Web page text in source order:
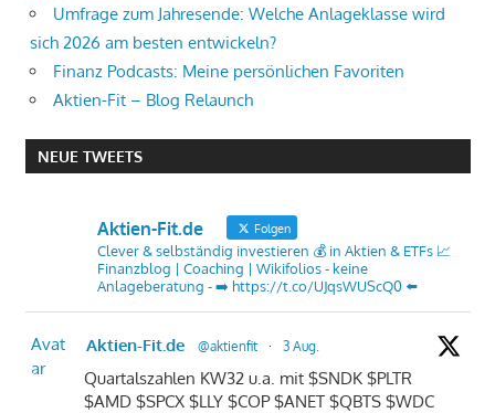
Umfrage zum Jahresende: Welche Anlageklasse wird
sich 2026 am besten entwickeln?
Finanz Podcasts: Meine persönlichen Favoriten
Aktien-Fit – Blog Relaunch
NEUE TWEETS
Aktien-Fit.de Folgen
Clever & selbständig investieren 💰 in Aktien & ETFs 📈
Finanzblog | Coaching | Wikifolios - keine
Anlageberatung - ➡️ https://t.co/UJqsWUScQ0 ⬅️
Avat
ar
Aktien-Fit.de @aktienfit · 3 Aug.
Quartalszahlen KW32 u.a. mit $SNDK $PLTR
$AMD $SPCX $LLY $COP $ANET $QBTS $WDC